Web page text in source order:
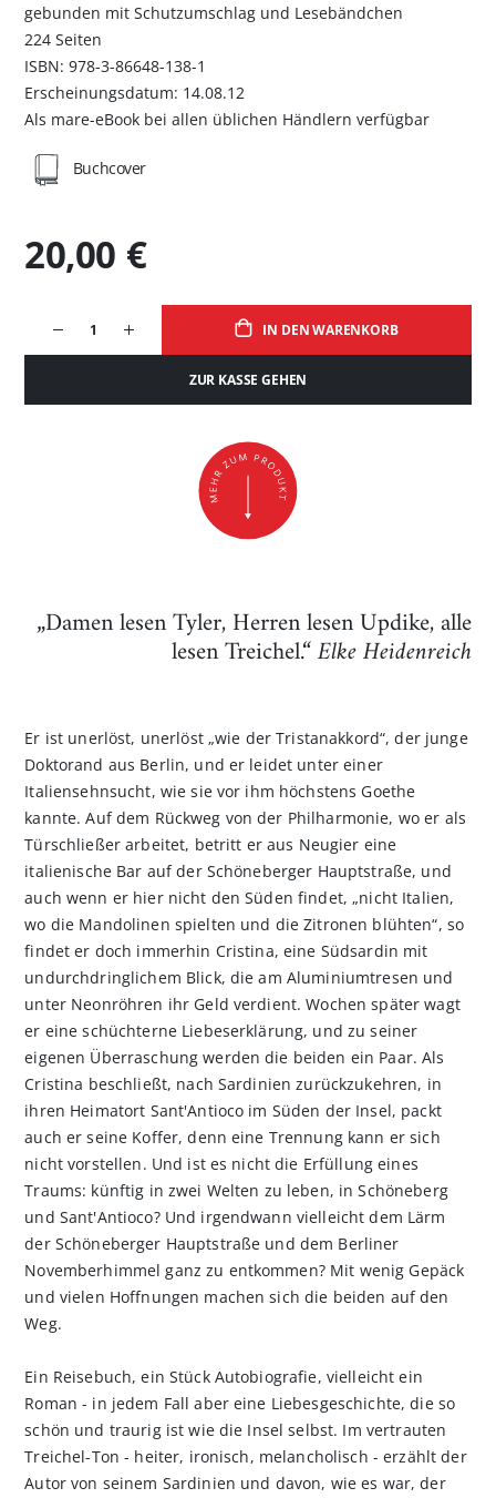
gebunden mit Schutzumschlag und Lesebändchen
224 Seiten
ISBN: 978-3-86648-138-1
Erscheinungsdatum: 14.08.12
Als mare-eBook bei allen üblichen Händlern verfügbar
IN DEN WARENKORB
ZUR KASSE GEHEN
20,00 €
Buchcover
„Damen lesen Tyler, Herren lesen Updike, alle
lesen Treichel.“Elke Heidenreich
Er ist unerlöst, unerlöst „wie der Tristanakkord“, der junge
Doktorand aus Berlin, und er leidet unter einer
Italiensehnsucht, wie sie vor ihm höchstens Goethe
kannte. Auf dem Rückweg von der Philharmonie, wo er als
Türschließer arbeitet, betritt er aus Neugier eine
italienische Bar auf der Schöneberger Hauptstraße, und
auch wenn er hier nicht den Süden findet, „nicht Italien,
wo die Mandolinen spielten und die Zitronen blühten“, so
findet er doch immerhin Cristina, eine Südsardin mit
undurchdringlichem Blick, die am Aluminiumtresen und
unter Neonröhren ihr Geld verdient. Wochen später wagt
er eine schüchterne Liebeserklärung, und zu seiner
eigenen Überraschung werden die beiden ein Paar. Als
Cristina beschließt, nach Sardinien zurückzukehren, in
ihren Heimatort Sant'Antioco im Süden der Insel, packt
auch er seine Koffer, denn eine Trennung kann er sich
nicht vorstellen. Und ist es nicht die Erfüllung eines
Traums: künftig in zwei Welten zu leben, in Schöneberg
und Sant'Antioco? Und irgendwann vielleicht dem Lärm
der Schöneberger Hauptstraße und dem Berliner
Novemberhimmel ganz zu entkommen? Mit wenig Gepäck
und vielen Hoffnungen machen sich die beiden auf den
Weg.
Ein Reisebuch, ein Stück Autobiografie, vielleicht ein
Roman - in jedem Fall aber eine Liebesgeschichte, die so
schön und traurig ist wie die Insel selbst. Im vertrauten
Treichel-Ton - heiter, ironisch, melancholisch - erzählt der
Autor von seinem Sardinien und davon, wie es war, der